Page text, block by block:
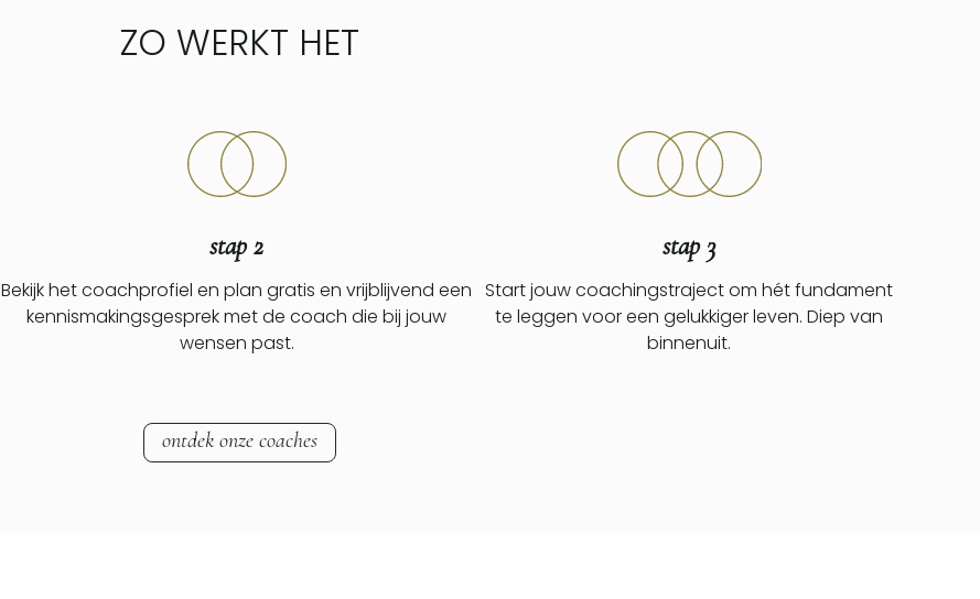
ZO WERKT HET
stap 2
Bekijk het coachprofiel en plan gratis en vrijblijvend een
kennismakingsgesprek met de coach die bij jouw
wensen past.
stap 3
Start jouw coachingstraject om hét fundament
te leggen voor een gelukkiger leven. Diep van
binnenuit.
ontdek onze coaches